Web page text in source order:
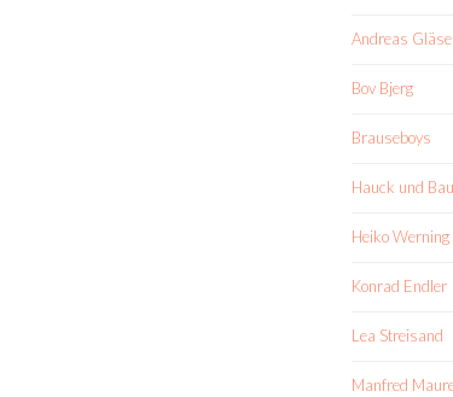
Andreas
Bov Bjerg
Brauseboys
Hauck und
Heiko
Konrad Endler
Lea Streisand
Manfred